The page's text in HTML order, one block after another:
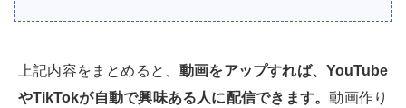
上記内容をまとめると、動画をアップすれば、YouTube
やTikTokが自動で興味ある人に配信できます。動画作り